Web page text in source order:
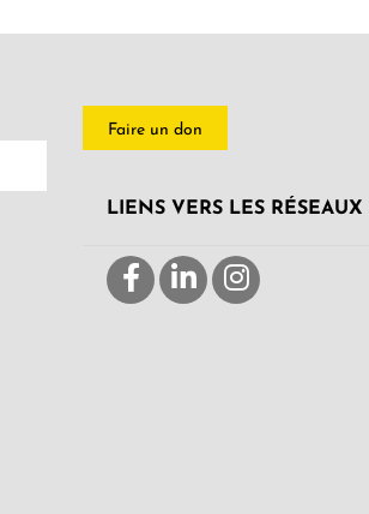
Faire un don
LIENS VERS LES RÉSEAUX